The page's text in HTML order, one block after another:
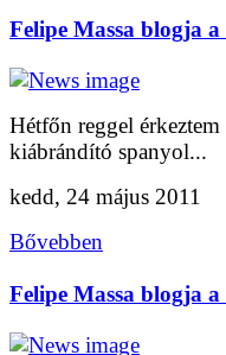
Felipe Massa blogja
Hétfőn reggel
kiábrándító spanyol...
kedd, 24 május 2011
Bővebben
Felipe Massa blogja